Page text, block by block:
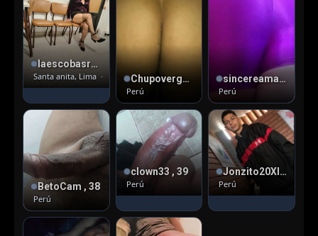
laescobasrota , 37
Santa anita, Lima · Versátil pasivo Chupoverga , 35
Perú
sincereamante , 25
Perú
BetoCam , 38
Perú
clown33 , 39
Perú
Jonzito20XIBOLO20cm , 24
Perú